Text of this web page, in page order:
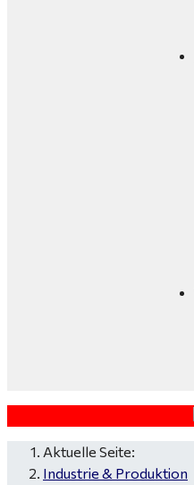
Aktuelle Seite:
Industrie & Produktion